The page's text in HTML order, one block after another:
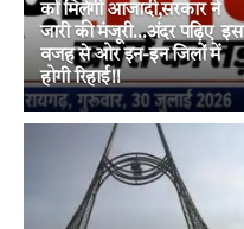
को मिलेगी आजादी,सरकार ने
जारी की मंजूरी…अंदर पढ़िए इस
वजह से ओर इन-इन जिलों में
होगी रिहाई!!